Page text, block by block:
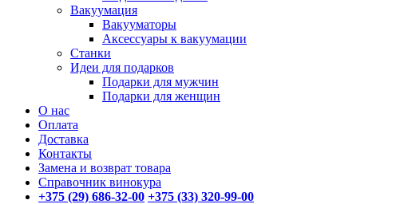
Вакуумация
Вакууматоры
Аксессуары к вакуумации
Станки
Идеи для подарков
Подарки для мужчин
Подарки для женщин
О нас
Оплата
Доставка
Контакты
Замена и возврат товара
Справочник винокура
+375 (29) 686-32-00 +375 (33) 320-99-00